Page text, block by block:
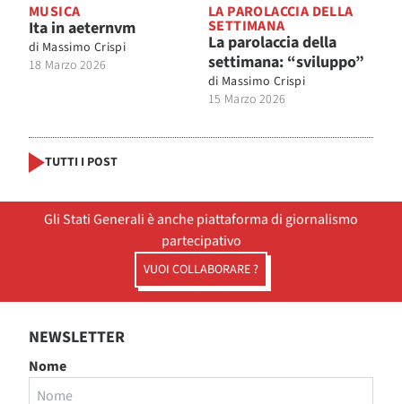
MUSICA
Ita in aeternvm
di Massimo Crispi
18 Marzo 2026
LA PAROLACCIA DELLA
SETTIMANA
La parolaccia della
settimana: “sviluppo”
di Massimo Crispi
15 Marzo 2026
TUTTI I POST
Gli Stati Generali è anche piattaforma di giornalismo
partecipativo
VUOI COLLABORARE ?
NEWSLETTER
Nome